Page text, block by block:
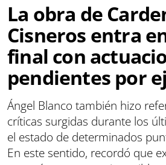
La obra de
Cisneros entra
final con
pendientes por
Ángel Blanco también hizo
críticas surgidas durante los
el estado de determinados
En este sentido, recordó que